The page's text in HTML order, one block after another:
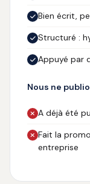
Bien écrit,
Structuré :
Appuyé par
Nous ne
A déjà été
Fait la
entreprise